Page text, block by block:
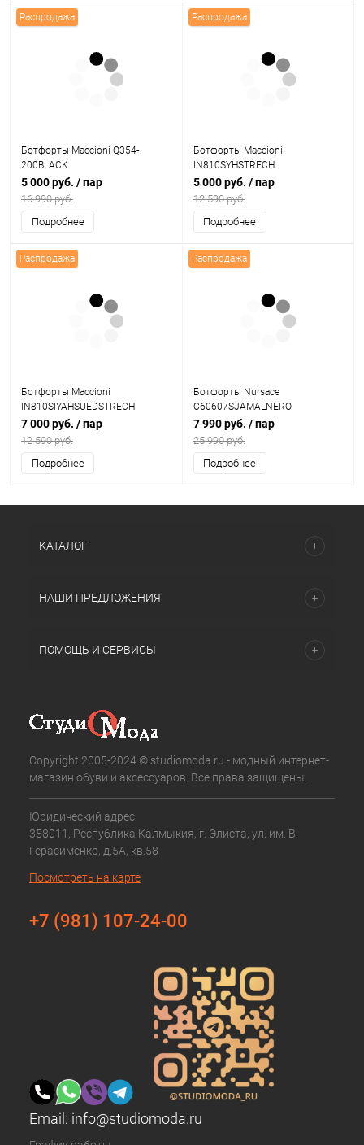
Распродажа
Ботфорты Maccioni Q354-
200BLACK
5 000 руб. / пар
16 990 руб.
Подробнее
Распродажа
Ботфорты Maccioni
IN810SYHSTRECH
5 000 руб. / пар
12 590 руб.
Подробнее
Распродажа
Ботфорты Maccioni
IN810SIYAHSUEDSTRECH
7 000 руб. / пар
12 590 руб.
Подробнее
Распродажа
Ботфорты Nursace
C60607SJAMALNERO
7 990 руб. / пар
25 990 руб.
Подробнее
КАТАЛОГ
НАШИ ПРЕДЛОЖЕНИЯ
ПОМОЩЬ И СЕРВИСЫ
Copyright 2005-2024 © studiomoda.ru - модный интернет-
магазин обуви и аксессуаров. Все права защищены.
Юридический адрес:
358011, Республика Калмыкия, г. Элиста, ул. им. В.
Герасименко, д.5А, кв.58
Посмотреть на карте
+7 (981) 107-24-00
Email: info@studiomoda.ru